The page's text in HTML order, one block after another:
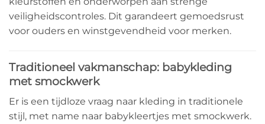
veiligheidscontroles. Dit garandeert gemoedsrust
voor ouders en winstgevendheid voor merken.
Traditioneel vakmanschap: babykleding
met smockwerk
Er is een tijdloze vraag naar kleding in traditionele
stijl, met name naar babykleertjes met smockwerk.